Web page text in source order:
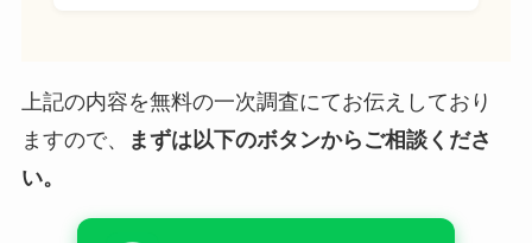
上記の内容を無料の一次調査にてお伝えしており
ますので、
まずは以下のボタンからご相談くださ
い。